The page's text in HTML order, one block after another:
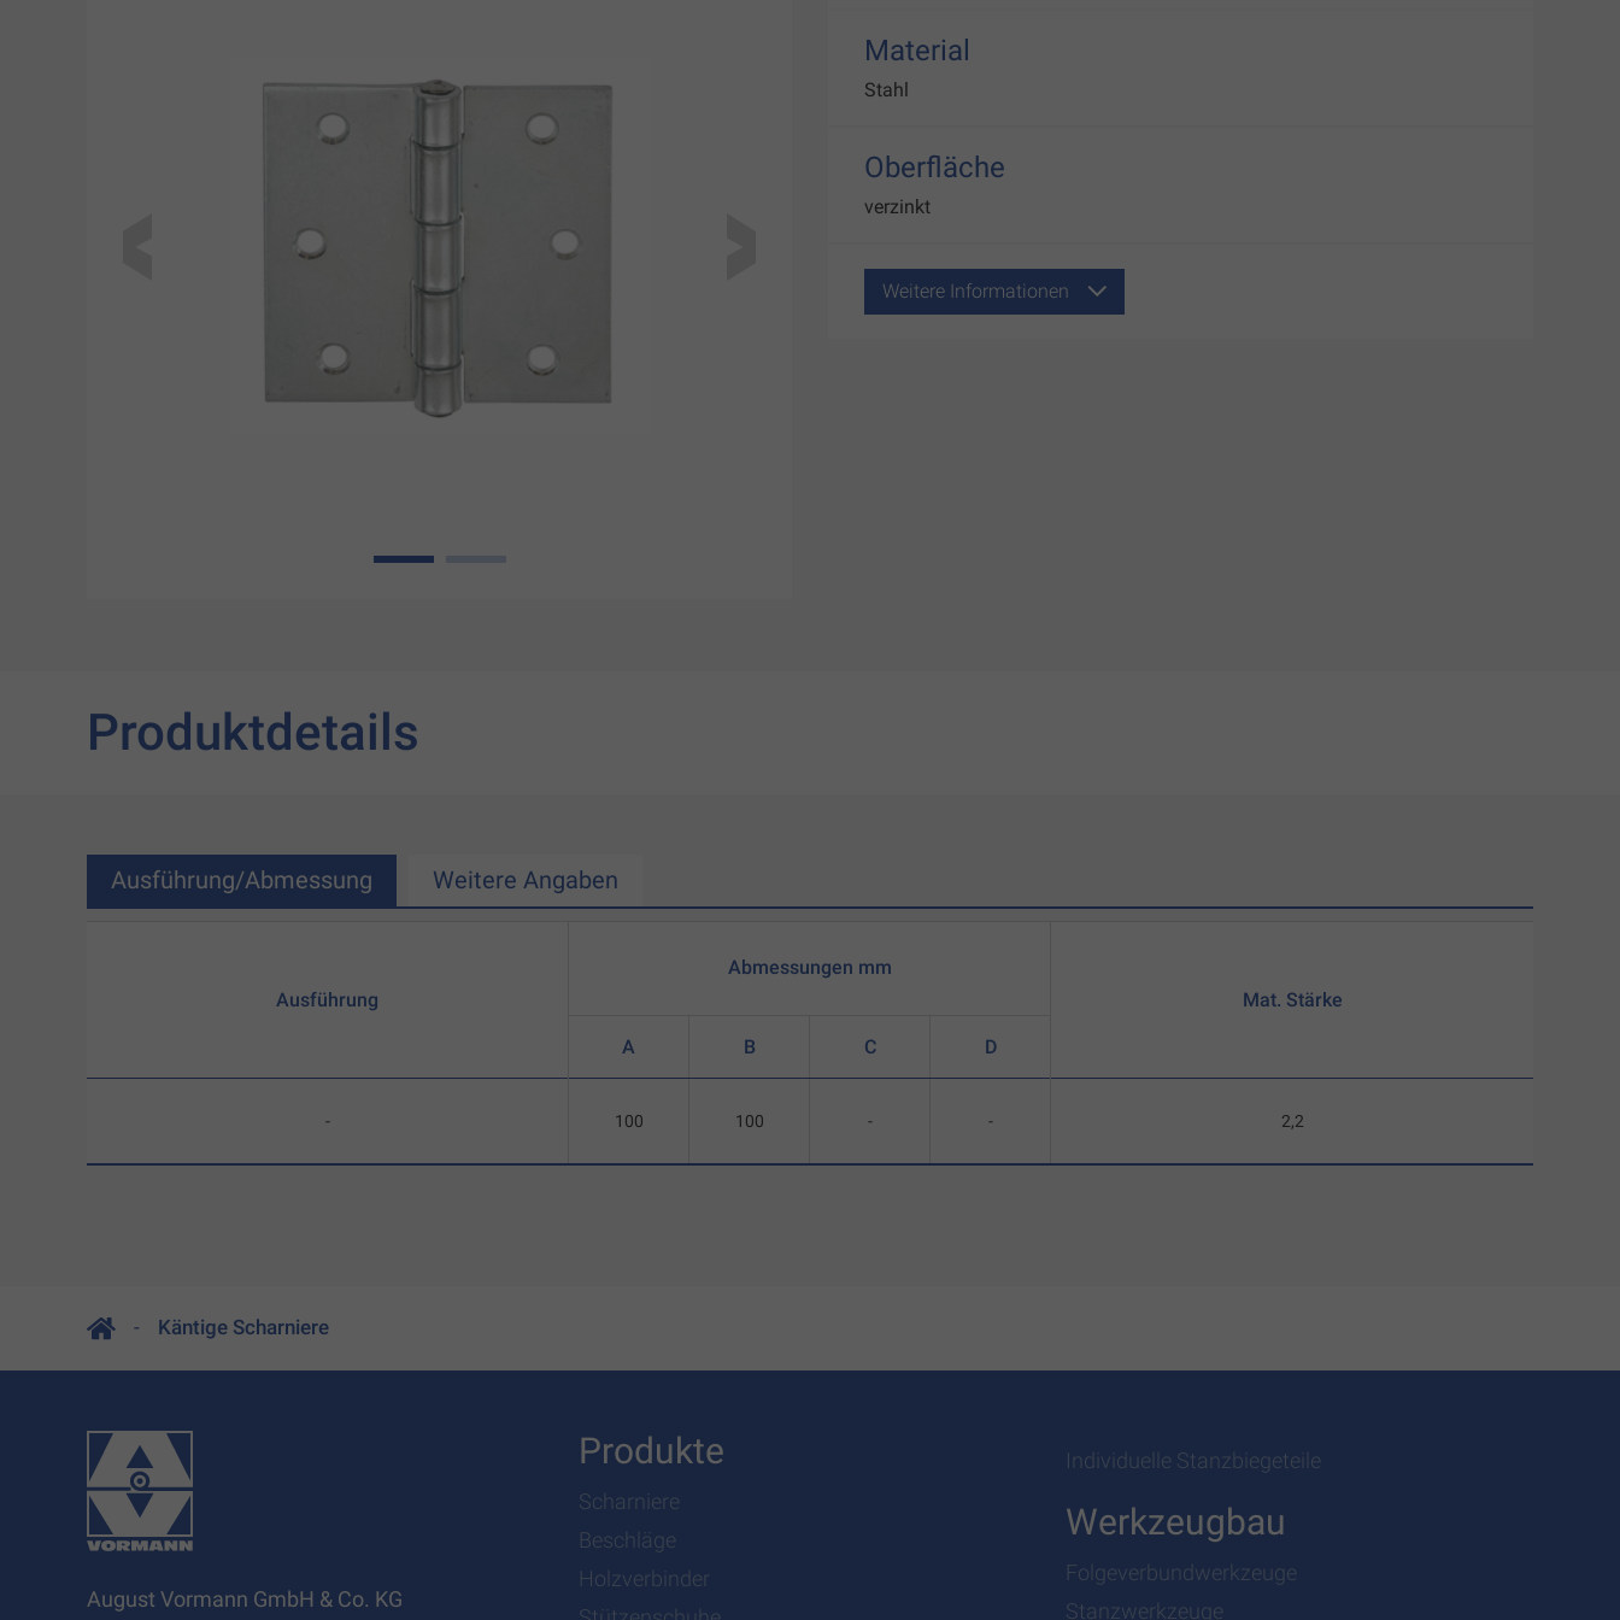
1
Material
Stahl
Oberfläche
verzinkt
Weitere Informationen
Produktdetails
Ausführung/Abmessung Weitere Angaben
Ausführung
-
Abmessungen mm
A B C D
100 100 - -
Mat. Stärke
2,2
Käntige Scharniere
August Vormann GmbH & Co. KG
Produkte
Scharniere
Beschläge
Holzverbinder
Individuelle Stanzbiegeteile
Werkzeugbau
Folgeverbundwerkzeuge
Stanzwerkzeuge